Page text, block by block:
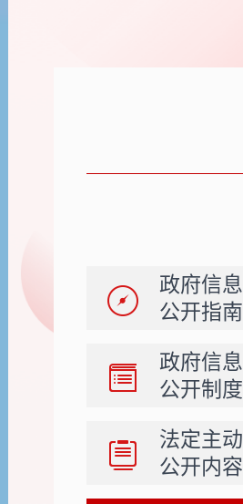
政府信息
公开指南
政府信息
公开制度
法定主动
公开内容